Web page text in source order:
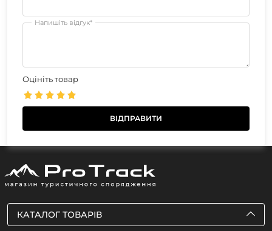
Напишіть відгук*
Оцініть товар
КАТАЛОГ ТОВАРІВ